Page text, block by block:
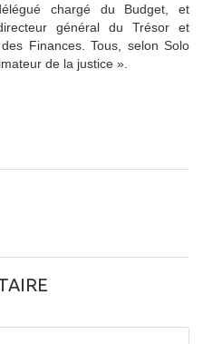
chargé du Budget, et
général du Trésor et
Finances. Tous, selon Solo
de la justice ».